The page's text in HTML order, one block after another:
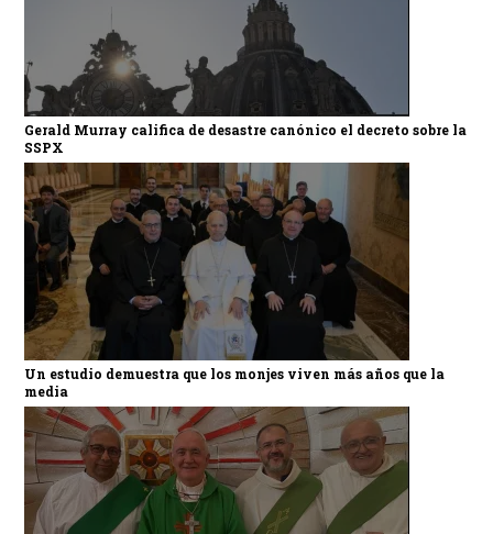
Gerald Murray califica de desastre canónico el decreto sobre la
SSPX
Un estudio demuestra que los monjes viven más años que la
media